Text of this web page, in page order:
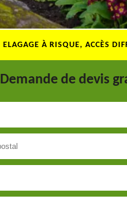
ELAGAGE À RISQUE, ACCÈS
Demande de devis